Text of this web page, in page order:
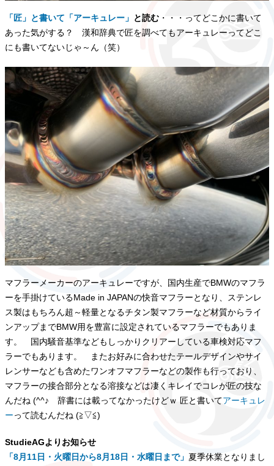
「匠」と書いて「アーキュレー」 と読む ・・・ってどこかに書いて
あった気がする？ 漢和辞典で匠を調べてもアーキュレーってどこ
にも書いてないじゃ～ん（笑）
マフラーメーカーのアーキュレーですが、国内生産でBMWのマフラ
ーを手掛けているMade in JAPANの快音マフラーとなり、ステンレ
ス製はもちろん超～軽量となるチタン製マフラーなど材質からライ
ンアップまでBMW用を豊富に設定されているマフラーでもありま
す。 国内騒音基準などもしっかりクリアーしている車検対応マフ
ラーでもあります。 またお好みに合わせたテールデザインやサイ
レンサーなども含めたワンオフマフラーなどの製作も行っており、
マフラーの接合部分となる溶接などは凄くキレイでコレが匠の技な
んだね (^^♪ 辞書には載ってなかったけどｗ 匠と書いてアーキュレ
ーって読むんだね (≧▽≦)
StudieAGよりお知らせ
「8月11日・火曜日から8月18日・水曜日まで」 夏季休業となりまし